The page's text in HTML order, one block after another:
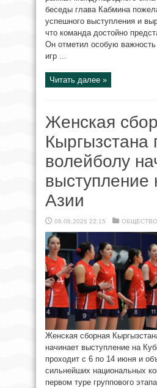
беседы глава Кабмина
успешного выступления и
что команда достойно
Он отметил особую важность
игр ...
Читать далее »
Женская
Кыргызстана
волейболу
выступление
Азии
06.06.2026 22:15 ОБЩЕСТВО
Женская сборная
начинает выступление на
проходит с 6 по 14 июня и
сильнейших национальных
первом туре группового